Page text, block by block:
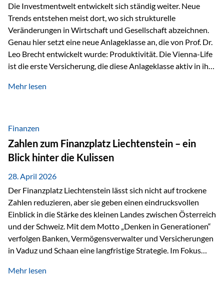
Die Investmentwelt entwickelt sich ständig weiter. Neue
Trends entstehen meist dort, wo sich strukturelle
Veränderungen in Wirtschaft und Gesellschaft abzeichnen.
Genau hier setzt eine neue Anlageklasse an, die von Prof. Dr.
Leo Brecht entwickelt wurde: Produktivität. Die Vienna-Life
ist die erste Versicherung, die diese Anlageklasse aktiv in ihre
Vorreiter. Warum auf das Thema Produktivität setzen? Die
Wirtschaftswachstum, verändern die Spielregeln für
Investoren. Produktivität adressiert genau diese
Herausforderungen, da wirtschaftliches Wachstum
langfristig durch Produktivitätssteigerung entsteht, also
durch die Fähigkeit von Unternehmen, mehr…
Mehr lesen
Finanzen
Zahlen zum Finanzplatz Liechtenstein – ein
Blick hinter die Kulissen
28. April 2026
Der Finanzplatz Liechtenstein lässt sich nicht auf trockene
Zahlen reduzieren, aber sie geben einen eindrucksvollen
Einblick in die Stärke des kleinen Landes zwischen Österreich
und der Schweiz. Mit dem Motto „Denken in Generationen“
verfolgen Banken, Vermögensverwalter und Versicherungen
in Vaduz und Schaan eine langfristige Strategie. Im Fokus
Marktzugang Liechtenstein hat sich in den letzten Jahren zu
Mehr lesen